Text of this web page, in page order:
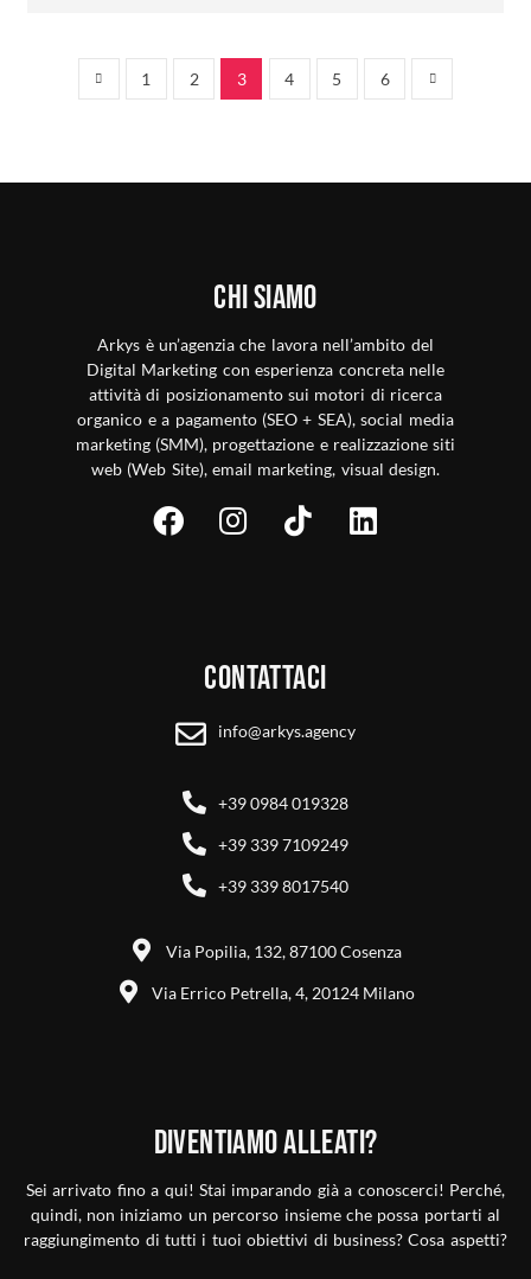
1 2 3 4 5 6
Chi siamo
Arkys è un’agenzia che lavora nell’ambito del
Digital Marketing con esperienza concreta nelle
attività di posizionamento sui motori di ricerca
organico e a pagamento (SEO + SEA), social media
marketing (SMM), progettazione e realizzazione siti
web (Web Site), email marketing, visual design.
Contattaci
info@arkys.agency
+39 0984 019328
+39 339 7109249
+39 339 8017540
Via Popilia, 132, 87100 Cosenza
Via Errico Petrella, 4, 20124 Milano
Diventiamo alleati?
Sei arrivato fino a qui! Stai imparando già a conoscerci! Perché,
quindi, non iniziamo un percorso insieme che possa portarti al
raggiungimento di tutti i tuoi obiettivi di business? Cosa aspetti?